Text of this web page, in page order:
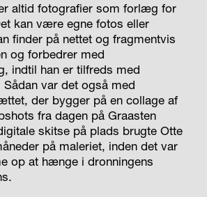
altid fotografier som forlæg for
kan være egne fotos eller
finder på nettet og fragmentvis
og forbedrer med
indtil han er tilfreds med
var det også med
der bygger på en collage af
fra dagen på Graasten
skitse på plads brugte Otte
på maleriet, inden det var
op at hænge i dronningens